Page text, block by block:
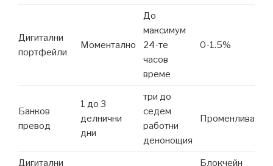
Дигитални
портфейли
Моментално
До
максимум
24-те
часов
време
0-1.5%
Банков
превод
1 до 3
делнични
дни
три до
седем
работни
денонощия
Променлива
Дигитални
Блокчейн